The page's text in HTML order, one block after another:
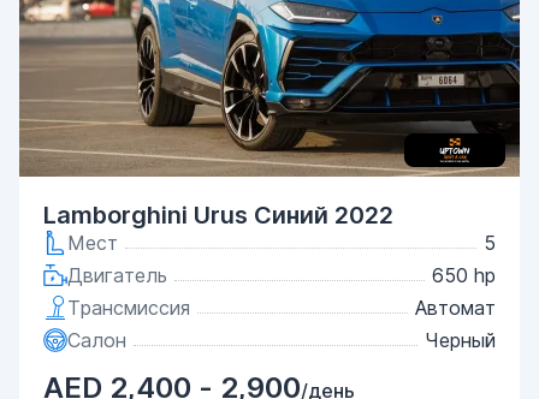
Lamborghini Urus Синий 2022
Мест
5
Двигатель
650 hp
Трансмиссия
Автомат
Салон
Черный
AED 2,400 - 2,900/день